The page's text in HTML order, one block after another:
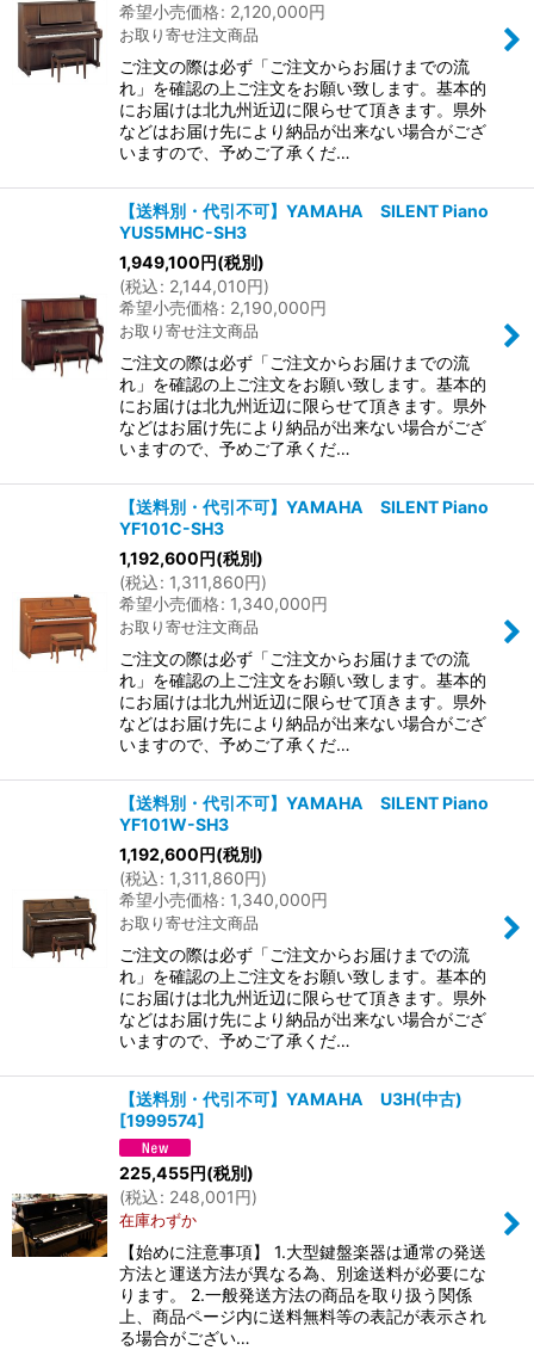
希望小売価格: 2,120,000円
お取り寄せ注文商品
ご注文の際は必ず「ご注文からお届けまでの流
れ」を確認の上ご注文をお願い致します。基本的
にお届けは北九州近辺に限らせて頂きます。県外
などはお届け先により納品が出来ない場合がござ
いますので、予めご了承くだ…
【送料別・代引不可】YAMAHA SILENT Piano
YUS5MHC-SH3
1,949,100 円(税別)
(税込: 2,144,010円)
希望小売価格: 2,190,000円
お取り寄せ注文商品
ご注文の際は必ず「ご注文からお届けまでの流
れ」を確認の上ご注文をお願い致します。基本的
にお届けは北九州近辺に限らせて頂きます。県外
などはお届け先により納品が出来ない場合がござ
いますので、予めご了承くだ…
【送料別・代引不可】YAMAHA SILENT Piano
YF101C-SH3
1,192,600 円(税別)
(税込: 1,311,860円)
希望小売価格: 1,340,000円
お取り寄せ注文商品
ご注文の際は必ず「ご注文からお届けまでの流
れ」を確認の上ご注文をお願い致します。基本的
にお届けは北九州近辺に限らせて頂きます。県外
などはお届け先により納品が出来ない場合がござ
いますので、予めご了承くだ…
【送料別・代引不可】YAMAHA SILENT Piano
YF101W-SH3
1,192,600 円(税別)
(税込: 1,311,860円)
希望小売価格: 1,340,000円
お取り寄せ注文商品
ご注文の際は必ず「ご注文からお届けまでの流
れ」を確認の上ご注文をお願い致します。基本的
にお届けは北九州近辺に限らせて頂きます。県外
などはお届け先により納品が出来ない場合がござ
いますので、予めご了承くだ…
【送料別・代引不可】YAMAHA U3H(中古)
[1999574]
225,455円(税別)
(税込: 248,001円)
在庫わずか
【始めに注意事項】 1.大型鍵盤楽器は通常の発送
方法と運送方法が異なる為、別途送料が必要にな
ります。 2.一般発送方法の商品を取り扱う関係
上、商品ページ内に送料無料等の表記が表示され
る場合がござい…